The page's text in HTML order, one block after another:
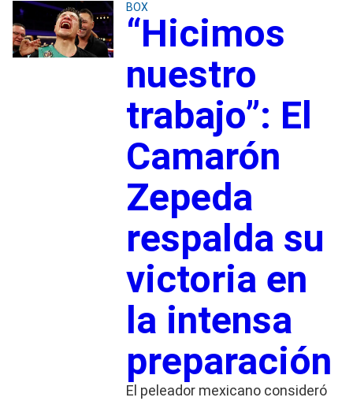
BOX
“Hicimos
nuestro
trabajo”: El
Camarón
Zepeda
respalda su
victoria en
la intensa
preparación
El peleador mexicano consideró